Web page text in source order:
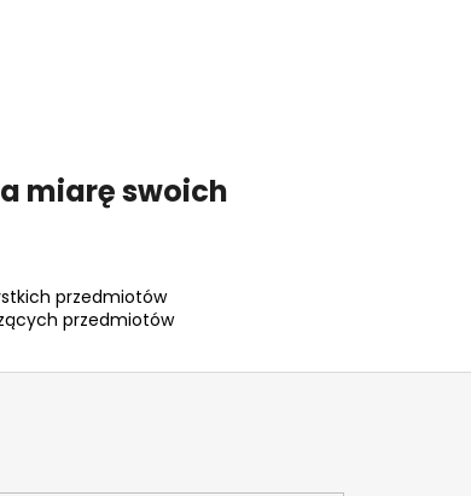
miarę swoich
przedmiotów
przedmiotów